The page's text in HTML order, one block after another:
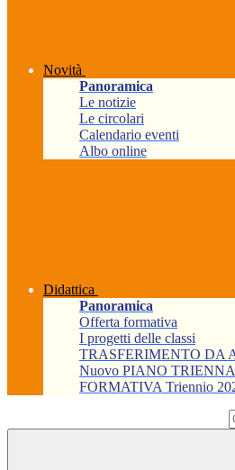
Novità
Panoramica
Le notizie
Le circolari
Calendario eventi
Albo online
Didattica
Panoramica
Offerta formativa
I progetti delle classi
TRASFERIMENTO DA
Nuovo PIANO
FORMATIVA Triennio